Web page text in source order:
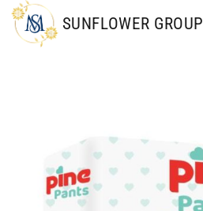
SUNFLOWER GROUP